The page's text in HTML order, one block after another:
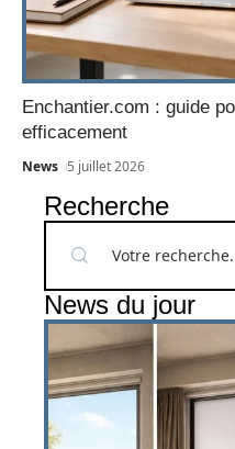
Enchantier.com : guide
efficacement
News 5 juillet 2026
Recherche
News du jour